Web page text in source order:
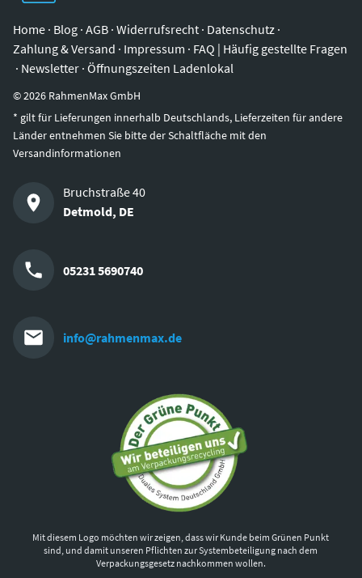
Home · Blog · AGB · Widerrufsrecht · Datenschutz ·
Zahlung & Versand · Impressum · FAQ | Häufig gestellte Fragen
· Newsletter · Öffnungszeiten Ladenlokal
©2026 RahmenMax GmbH
* gilt für Lieferungen innerhalb Deutschlands, Lieferzeiten für andere
Länder entnehmen Sie bitte der Schaltfläche mit den
Versandinformationen
Bruchstraße 40
Detmold, DE
05231 5690740
info@rahmenmax.de
Mit diesem Logo möchten wir zeigen, dass wir Kunde beim Grünen Punkt
sind, und damit unseren Pflichten zur Systembeteiligung nach dem
Verpackungsgesetz nachkommen wollen.